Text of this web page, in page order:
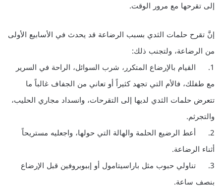
إلى تقرحها مع مرور الوقت.
إنَّ تقرح حلمات الثدي بسبب الرضاعة قد يحدث في الأسابيع الأولى
من الرضاعة، ولتجنب ذلك:
1. القيام بالإرضاع المتكرر، شرب السوائل، الراحة في السرير
مع طفلك، فالأم التي تجهد كثيراً أو تعاني من الجفاف غالباً ما
تتعرض حلمات الثدي لديها إلى التقرحات، وانسداد مجاري الحليب،
والتجرثم.
2. أعط الرضيع الحلمة والهالة التي حولها، واجعليه مستريحاً
أثناء الرضاعة.
3. تناولي حبوب مثل باراسيتامول أو إببوبروفين قبل الإرضاع
بنصف ساعة.